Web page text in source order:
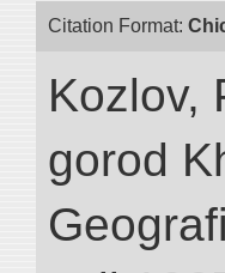
Citation Format:
Kozlov,
gorod